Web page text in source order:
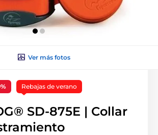
Ver más fotos
Rebajas de verano
SD-875E | Collar